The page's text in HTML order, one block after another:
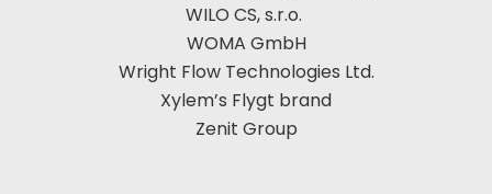
WILO CS, s.r.o.
WOMA GmbH
Wright Flow Technologies Ltd.
Xylem’s Flygt brand
Zenit Group